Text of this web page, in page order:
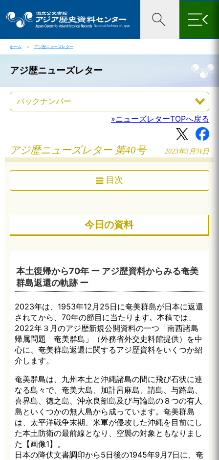
×
ホーム ＞ アジ歴ニューズレター
アジ歴ニューズレター
»ニューズレターTOPへ戻る
アジ歴ニューズレター 第40号 2023年3月31日
目次
今日の資料
本土復帰から70年 ー アジ歴資料からみる奄美
群島返還の軌跡 ー
2023年は、1953年12月25日に奄美群島が日本に返還
されてから、70年の節目に当たります。本稿では、
2022年３月のアジ歴新規公開資料の一つ「南西諸島
帰属問題 奄美群島」（外務省外交史料館提供）を中
心に、奄美群島返還に関するアジ歴資料をいくつか紹
介します。
奄美群島は、九州本土と沖縄諸島の間に飛び石状に連
なる島々で、奄美大島、加計呂麻島、請島、与路島、
喜界島、徳之島、沖永良部島及び与論島の８つの有人
島といくつかの無人島から成っています。奄美群島
は、太平洋戦争末期、米軍が侵攻した沖縄を目前にし
た本土防衛の最前線となり、空襲の対象ともなりまし
た【画像1】。
日本の降伏文書調印から5日後の1945年9月7日に、奄